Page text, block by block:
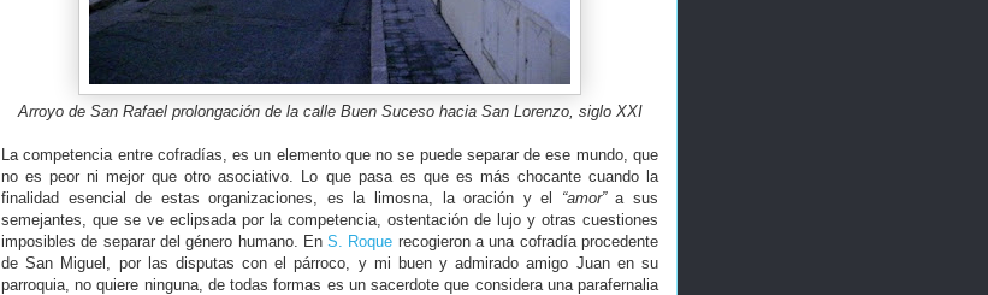
Arroyo de San Rafael prolongación de la calle Buen Suceso hacia San Lorenzo, siglo XXI
La competencia entre cofradías, es un elemento que no se puede separar de ese mundo, que
no es peor ni mejor que otro asociativo. Lo que pasa es que es más chocante cuando la
finalidad esencial de estas organizaciones, es la limosna, la oración y el “amor”a sus
semejantes, que se ve eclipsada por la competencia, ostentación de lujo y otras cuestiones
imposibles de separar del género humano. EnS. Roque recogieron a una cofradía procedente
de San Miguel, por las disputas con el párroco, y mi buen y admirado amigo Juan en su
parroquia, no quiere ninguna, de todas formas es un sacerdote que considera una parafernalia